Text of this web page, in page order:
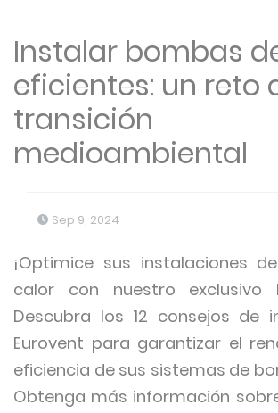
Instalar bombas
eficientes: un reto
transición
medioambiental
Sep 9, 2024
¡Optimice sus instalaciones
calor con nuestro exclusivo
Descubra los 12 consejos de
Eurovent para garantizar el
eficiencia de sus sistemas de
Obtenga más información